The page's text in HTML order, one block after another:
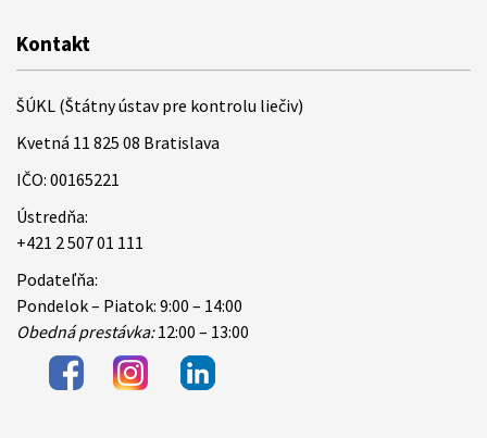
Kontakt
ŠÚKL (Štátny ústav pre kontrolu liečiv)
Kvetná 11 825 08 Bratislava
IČO: 00165221
Ústredňa:
+421 2 507 01 111
Podateľňa:
Pondelok – Piatok: 9:00 – 14:00
Obedná prestávka:12:00 – 13:00